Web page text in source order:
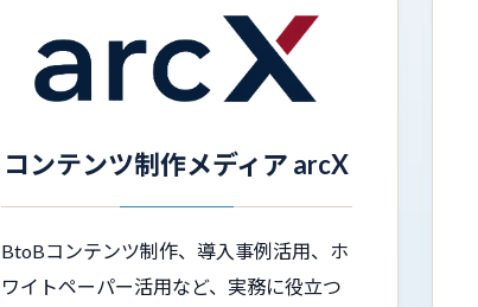
コンテンツ制作メディア arcX
BtoBコンテンツ制作、導入事例活用、ホ
ワイトペーパー活用など、実務に役立つ